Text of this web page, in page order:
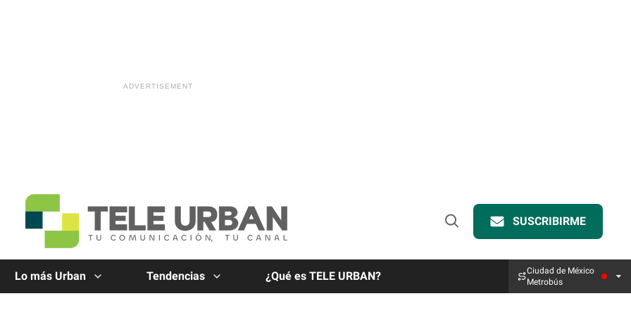
Open
SUSCRIBIRME
Lo más Urban Tendencias ¿Qué es TELE URBAN?
Ciudad de México
Metrobús